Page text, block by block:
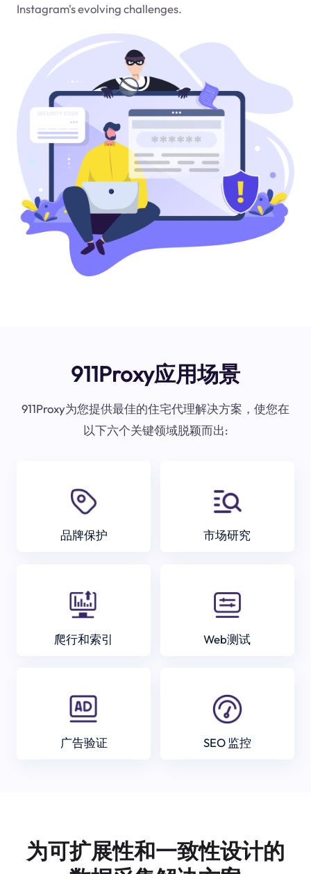
Instagram's evolving challenges.
911Proxy应用场景
911Proxy为您提供最佳的住宅代理解决方案，使您在
以下六个关键领域脱颖而出:
品牌保护 市场研究
爬行和索引 Web测试
广告验证 SEO 监控
为可扩展性和一致性设计的